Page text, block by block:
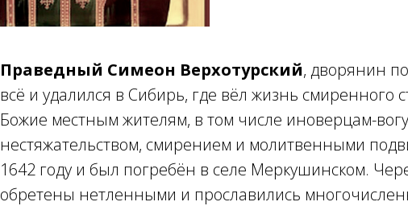
Праведный Симеон Верхотурский, дворянин
всё и удалился в Сибирь, где вёл жизнь смиренного
Божие местным жителям, в том числе иноверцам-
нестяжательством, смирением и молитвенными
1642 году и был погребён в селе Меркушинском.
обретены нетленными и прославились